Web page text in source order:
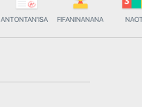
ANTONTAN'ISA FIFANINANANA